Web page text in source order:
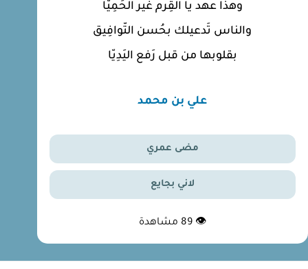
وهذا عهد يا القِرم غير الحَمِيّا
والناس تَدعيلك بحُسن التّوافِيق
بقلوبها من قبل رَفع اليَدِيّا
علي بن محمد
مضى عمري
لاني بجايع
👁
89 مشاهدة